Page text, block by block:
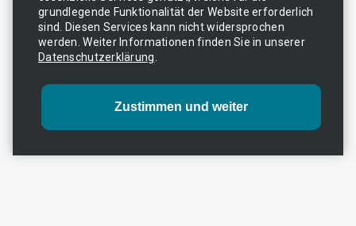
grundlegende Funktionalität der Website erforderlich
sind. Diesen Services kann nicht widersprochen
werden. Weiter Informationen finden Sie in unserer
Datenschutzerklärung